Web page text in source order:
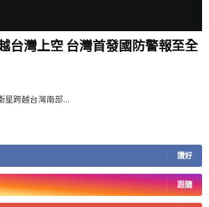
台灣上空 台灣首發國防警報至全
星跨越台灣南部...
讚好
跟隨